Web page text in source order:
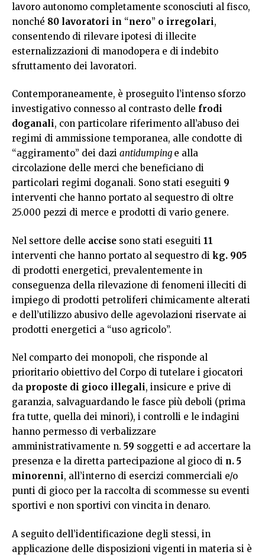
lavoro autonomo completamente sconosciuti al fisco,
nonché 80 lavoratori in “nero” o irregolari,
consentendo di rilevare ipotesi di illecite
esternalizzazioni di manodopera e di indebito
sfruttamento dei lavoratori.
Contemporaneamente, è proseguito l’intenso sforzo
investigativo connesso al contrasto delle frodi
doganali, con particolare riferimento all’abuso dei
regimi di ammissione temporanea, alle condotte di
“aggiramento” dei dazi antidumping e alla
circolazione delle merci che beneficiano di
particolari regimi doganali. Sono stati eseguiti 9
interventi che hanno portato al sequestro di oltre
25.000 pezzi di merce e prodotti di vario genere.
Nel settore delle accise sono stati eseguiti 11
interventi che hanno portato al sequestro di kg. 905
di prodotti energetici, prevalentemente in
conseguenza della rilevazione di fenomeni illeciti di
impiego di prodotti petroliferi chimicamente alterati
e dell’utilizzo abusivo delle agevolazioni riservate ai
prodotti energetici a “uso agricolo”.
Nel comparto dei monopoli, che risponde al
prioritario obiettivo del Corpo di tutelare i giocatori
da proposte di gioco illegali, insicure e prive di
garanzia, salvaguardando le fasce più deboli (prima
fra tutte, quella dei minori), i controlli e le indagini
hanno permesso di verbalizzare
amministrativamente n. 59 soggetti e ad accertare la
presenza e la diretta partecipazione al gioco di n. 5
minorenni, all’interno di esercizi commerciali e/o
punti di gioco per la raccolta di scommesse su eventi
sportivi e non sportivi con vincita in denaro.
A seguito dell’identificazione degli stessi, in
applicazione delle disposizioni vigenti in materia si è